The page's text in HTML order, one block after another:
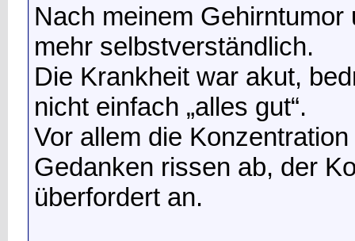
Nach meinem
mehr selbstverständlich.
Die Krankheit war akut,
nicht einfach „alles gut“.
Vor allem die
Gedanken rissen ab, der
überfordert an.